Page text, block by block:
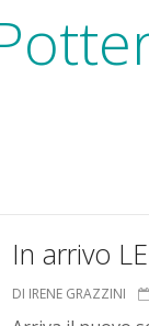
In arrivo
DI IRENE GRAZZINI